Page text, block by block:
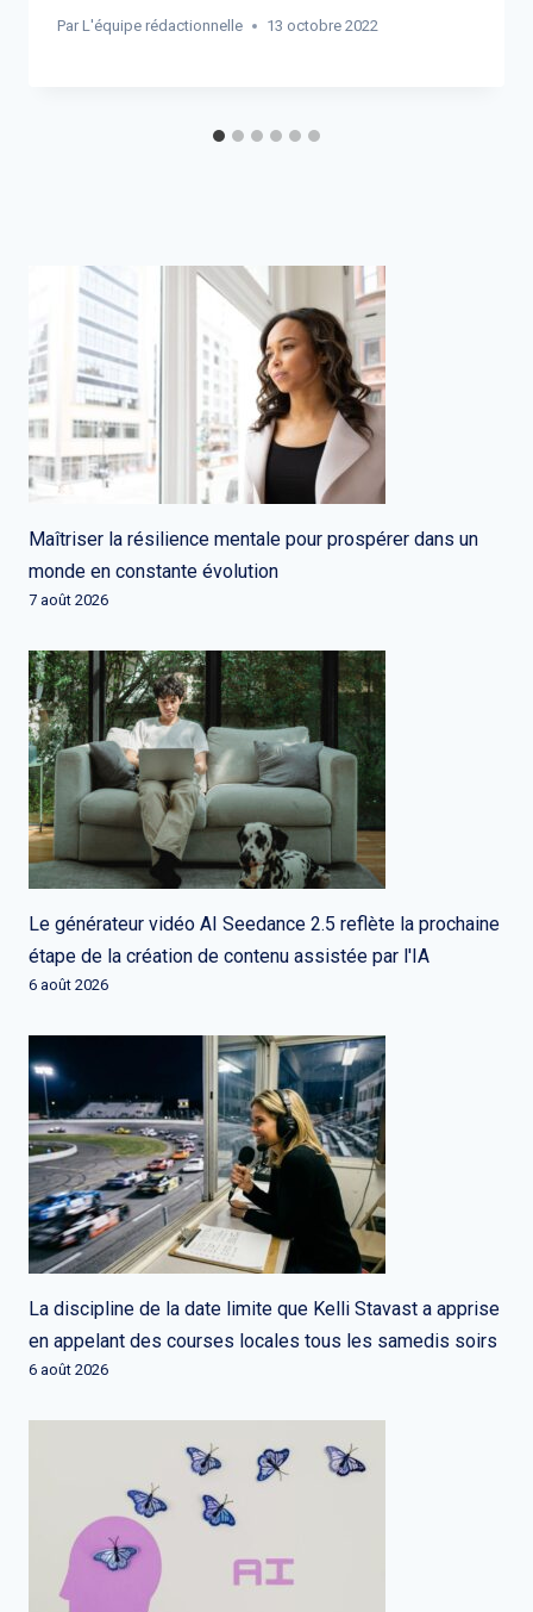
Par L'équipe rédactionnelle 13 octobre 2022
Maîtriser la résilience mentale pour prospérer dans un
monde en constante évolution
7 août 2026
Le générateur vidéo AI Seedance 2.5 reflète la prochaine
étape de la création de contenu assistée par l'IA
6 août 2026
La discipline de la date limite que Kelli Stavast a apprise
en appelant des courses locales tous les samedis soirs
6 août 2026